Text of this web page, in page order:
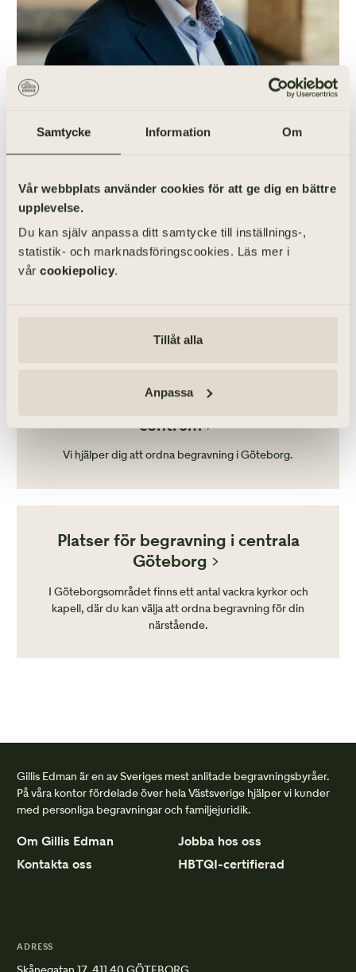
Samtycke Information Om
Vår webbplats använder cookies för att ge dig en bättre
upplevelse.
Du kan själv anpassa ditt samtycke till inställnings-,
statistik- och marknadsföringscookies. Läs mer i
vår cookiepolicy.
Tillåt alla
Anpassa
Vill du anordna en begravning i
Göteborg? Prata med mig!
ANDERS LEVIN
Begravningsentreprenör
Begravningsbyrå i Göteborg
centrum
Vi hjälper dig att ordna begravning i Göteborg.
Platser för begravning i centrala
Göteborg
I Göteborgsområdet finns ett antal vackra kyrkor och
kapell, där du kan välja att ordna begravning för din
närstående.
Gillis Edman är en av Sveriges mest anlitade begravningsbyråer.
På våra kontor fördelade över hela Västsverige hjälper vi kunder
med personliga begravningar och familjejuridik.
Om Gillis Edman
Jobba hos oss
Kontakta oss
HBTQI-certifierad
ADRESS